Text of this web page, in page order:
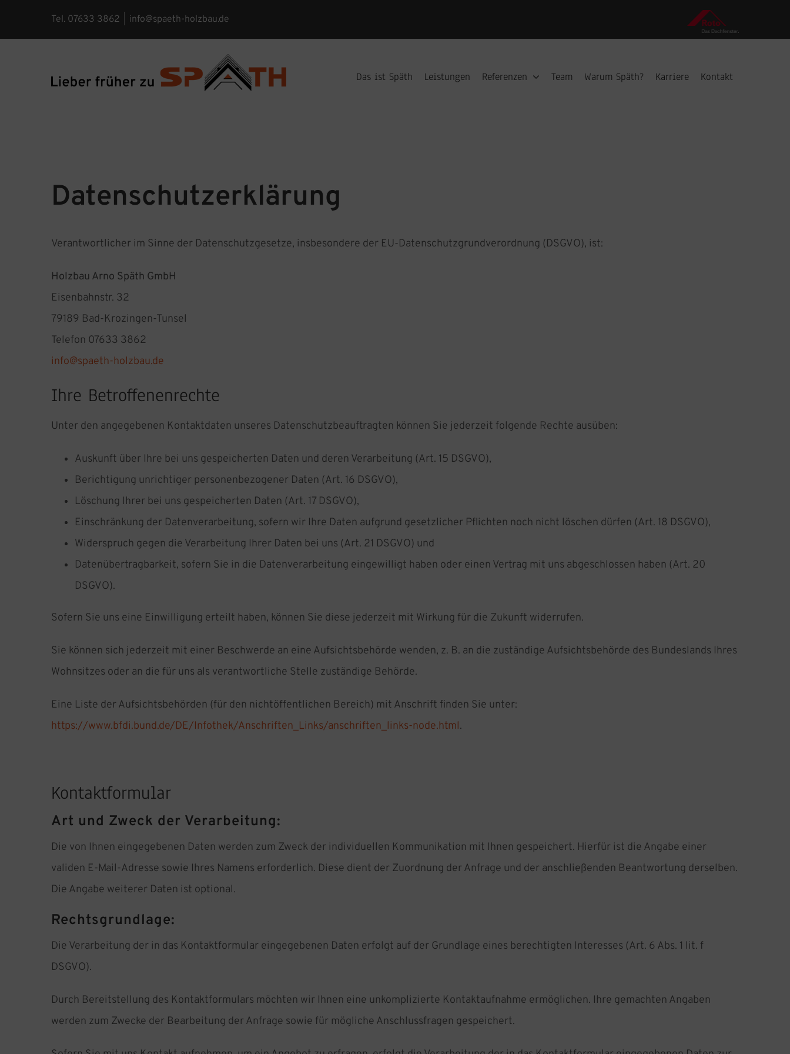
Tel. 07633 3862 info@spaeth-holzbau.de
Roto
–
Digitaler
Fensterberater
Das ist Späth Leistungen Referenzen Team Warum Späth? Karriere Kontakt
Datenschutzerklärung
Verantwortlicher im Sinne der Datenschutzgesetze, insbesondere der EU-Datenschutzgrundverordnung (DSGVO), ist:
Holzbau Arno Späth GmbH
Eisenbahnstr. 32
79189 Bad-Krozingen-Tunsel
Telefon 07633 3862
info@spaeth-holzbau.de
Ihre Betroffenenrechte
Unter den angegebenen Kontaktdaten unseres Datenschutzbeauftragten können Sie jederzeit folgende Rechte ausüben:
Auskunft über Ihre bei uns gespeicherten Daten und deren Verarbeitung (Art. 15 DSGVO),
Berichtigung unrichtiger personenbezogener Daten (Art. 16 DSGVO),
Löschung Ihrer bei uns gespeicherten Daten (Art. 17 DSGVO),
Einschränkung der Datenverarbeitung, sofern wir Ihre Daten aufgrund gesetzlicher Pflichten noch nicht löschen dürfen (Art. 18 DSGVO),
Widerspruch gegen die Verarbeitung Ihrer Daten bei uns (Art. 21 DSGVO) und
Datenübertragbarkeit, sofern Sie in die Datenverarbeitung eingewilligt haben oder einen Vertrag mit uns abgeschlossen haben (Art. 20
DSGVO).
Sofern Sie uns eine Einwilligung erteilt haben, können Sie diese jederzeit mit Wirkung für die Zukunft widerrufen.
Sie können sich jederzeit mit einer Beschwerde an eine Aufsichtsbehörde wenden, z. B. an die zuständige Aufsichtsbehörde des Bundeslands Ihres
Wohnsitzes oder an die für uns als verantwortliche Stelle zuständige Behörde.
Eine Liste der Aufsichtsbehörden (für den nichtöffentlichen Bereich) mit Anschrift finden Sie unter:
https://www.bfdi.bund.de/DE/Infothek/Anschriften_Links/anschriften_links-node.html.
Kontaktformular
Art und Zweck der Verarbeitung:
Die von Ihnen eingegebenen Daten werden zum Zweck der individuellen Kommunikation mit Ihnen gespeichert. Hierfür ist die Angabe einer
validen E-Mail-Adresse sowie Ihres Namens erforderlich. Diese dient der Zuordnung der Anfrage und der anschließenden Beantwortung derselben.
Die Angabe weiterer Daten ist optional.
Rechtsgrundlage:
Die Verarbeitung der in das Kontaktformular eingegebenen Daten erfolgt auf der Grundlage eines berechtigten Interesses (Art. 6 Abs. 1 lit. f
DSGVO).
Durch Bereitstellung des Kontaktformulars möchten wir Ihnen eine unkomplizierte Kontaktaufnahme ermöglichen. Ihre gemachten Angaben
werden zum Zwecke der Bearbeitung der Anfrage sowie für mögliche Anschlussfragen gespeichert.